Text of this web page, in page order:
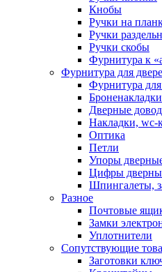
Кнобы
Ручки на
Ручки
Ручки скобы
Фурнитура к
Фурнитура для
Фурнитура
Броненакладки
Дверные
Накладки, wc-
Оптика
Петли
Упоры
Цифры
Шпингалеты,
Разное
Почтовые
Замки
Уплотнители
Сопутствующие
Заготовки